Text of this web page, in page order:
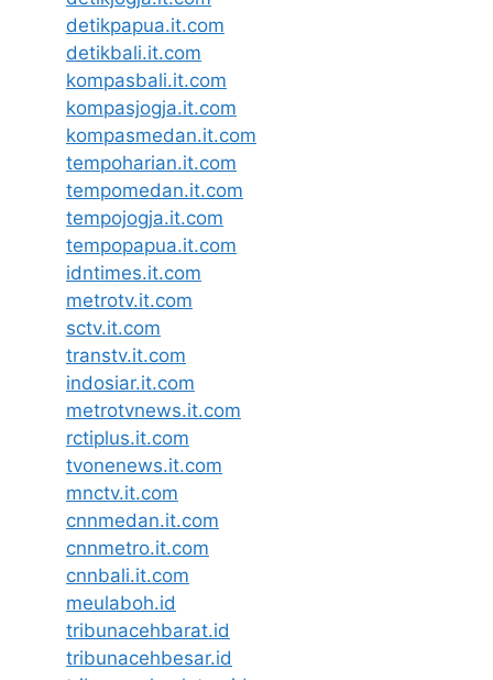
detikpapua.it.com
detikbali.it.com
kompasbali.it.com
kompasjogja.it.com
kompasmedan.it.com
tempoharian.it.com
tempomedan.it.com
tempojogja.it.com
tempopapua.it.com
idntimes.it.com
metrotv.it.com
sctv.it.com
transtv.it.com
indosiar.it.com
metrotvnews.it.com
rctiplus.it.com
tvonenews.it.com
mnctv.it.com
cnnmedan.it.com
cnnmetro.it.com
cnnbali.it.com
meulaboh.id
tribunacehbarat.id
tribunacehbesar.id